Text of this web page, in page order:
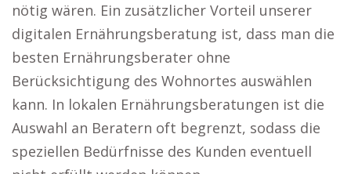
nötig wären. Ein zusätzlicher Vorteil unserer
digitalen Ernährungsberatung ist, dass man die
besten Ernährungsberater ohne
Berücksichtigung des Wohnortes auswählen
kann. In lokalen Ernährungsberatungen ist die
Auswahl an Beratern oft begrenzt, sodass die
speziellen Bedürfnisse des Kunden eventuell